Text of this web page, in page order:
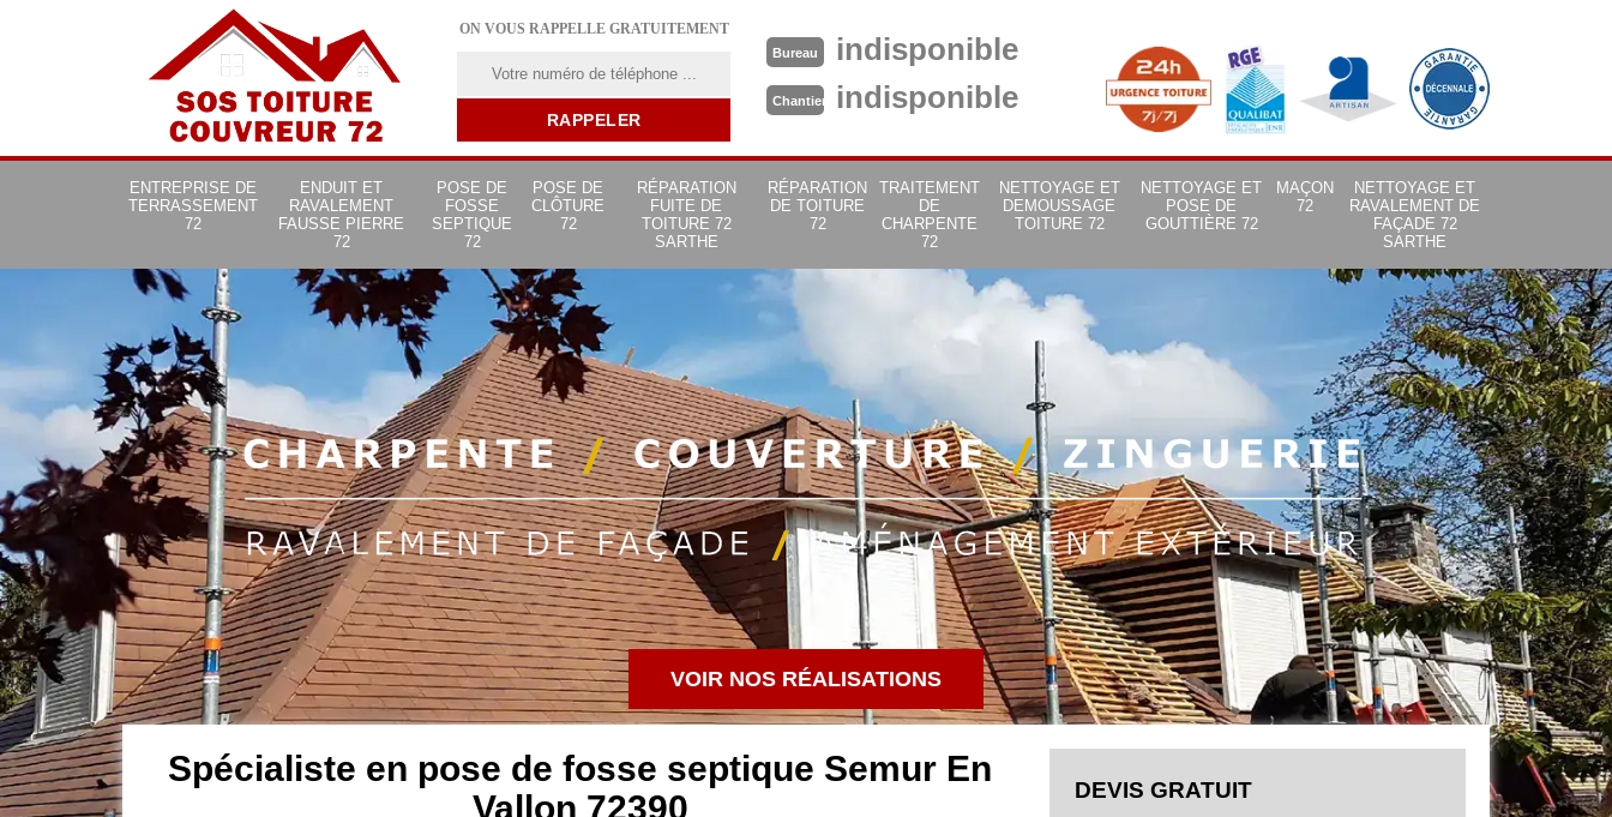
ON VOUS RAPPELLE GRATUITEMENT
Bureau indisponible
Chantier indisponible
ENTREPRISE DE
TERRASSEMENT
72
ENDUIT ET
RAVALEMENT
FAUSSE PIERRE
72
POSE DE
FOSSE
SEPTIQUE
72
POSE DE
CLÔTURE
72
RÉPARATION
FUITE DE
TOITURE 72
SARTHE
RÉPARATION
DE TOITURE
72
TRAITEMENT
DE
CHARPENTE
72
NETTOYAGE ET
DEMOUSSAGE
TOITURE 72
NETTOYAGE ET
POSE DE
GOUTTIÈRE 72
MAÇON
72
NETTOYAGE ET
RAVALEMENT DE
FAÇADE 72
SARTHE
VOIR NOS RÉALISATIONS
Spécialiste en pose de fosse septique Semur En
Vallon 72390
DEVIS GRATUIT